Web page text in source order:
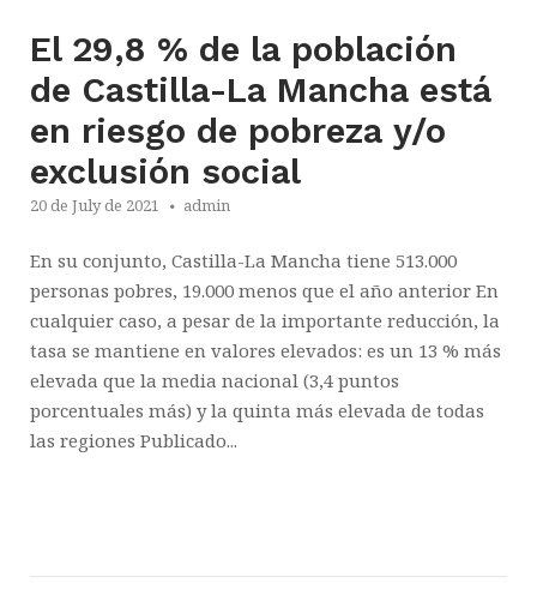
El 29,8 % de la población
de Castilla-La Mancha está
en riesgo de pobreza y/o
exclusión social
20 de July de 2021 admin
En su conjunto, Castilla-La Mancha tiene 513.000
personas pobres, 19.000 menos que el año anterior En
cualquier caso, a pesar de la importante reducción, la
tasa se mantiene en valores elevados: es un 13 % más
elevada que la media nacional (3,4 puntos
porcentuales más) y la quinta más elevada de todas
las regiones Publicado...